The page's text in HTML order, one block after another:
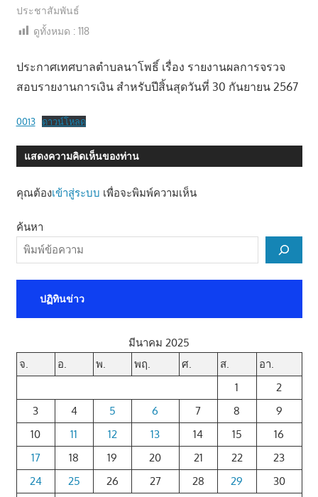
ประชาสัมพันธ์
ดูทั้งหมด : 118
ประกาศเทศบาลตำบลนาโพธิ์ เรื่อง รายงานผลการจรวจ
สอบรายงานการเงิน สำหรับปีสิ้นสุดวันที่ 30 กันยายน 2567
0013 ดาวน์โหลด
แสดงความคิดเห็นของท่าน
คุณต้องเข้าสู่ระบบ เพื่อจะพิมพ์ความเห็น
ค้นหา
ปฏิทินข่าว
มีนาคม 2025
จ.
อ. พ. พฤ. ศ. ส.
อา.
1
2
3
4 5 6 7 8
9
10
11 12 13 14 15
16
17
18 19 20 21 22
23
24
25 26 27 28 29
30